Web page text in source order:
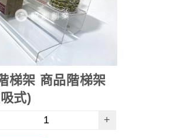
梯架 商品階梯架
式)
+